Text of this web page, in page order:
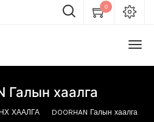
0
Галын хаалга
ХААЛГА DOORHAN Галын хаалга